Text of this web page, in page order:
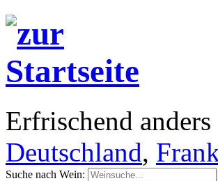
Erfrischend anders
Deutschland,
Suche nach Wein: